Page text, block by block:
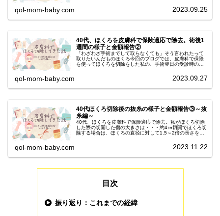
qol-mom-baby.com 2023.09.25
40代、ほくろを皮膚科で保険適応で除去。術後1
週間の様子と金額報告②
「わざわざ手術までして取らなくても」そう言われたって
取りたいんだものほくろ今回のブログでは、皮膚科で保険
を使ってほくろを切除をした私の、手術翌日の受診時の様
qol-mom-baby.com 2023.09.27
40代ほくろ切除後の抜糸の様子と金額報告③～抜
糸編～
40代、ほくろを皮膚科で保険適応で除去。私がほくろ切除
した際の切開した傷の大きさは・・・約4㎝切開でほくろ切
除する場合は、ほくろの直径に対して1.5～2倍の長さを切
qol-mom-baby.com 2023.11.22
目次
振り返り：これまでの経緯